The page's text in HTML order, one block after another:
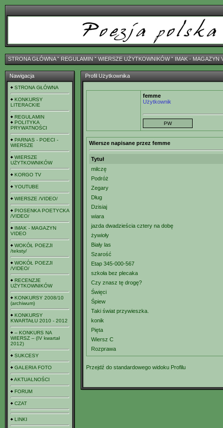
STRONA GŁÓWNAˇ REGULAMIN ˇ WIERSZE UŻYTKOWNIKÓWˇ IMAK - MAGAZYN
Nawigacja
STRONA GŁÓWNA
KONKURSY
LITERACKIE
REGULAMIN
POLITYKA
PRYWATNOŚCI
PARNAS - POECI -
WIERSZE
WIERSZE
UŻYTKOWNIKÓW
KORGO TV
YOUTUBE
WIERSZE /VIDEO/
PIOSENKA POETYCKA
/VIDEO/
IMAK - MAGAZYN
VIDEO
WOKÓŁ POEZJI
/teksty/
WOKÓŁ POEZJI
/VIDEO/
RECENZJE
UŻYTKOWNIKÓW
KONKURSY 2008/10
(archiwum)
KONKURSY
KWARTAŁU 2010 - 2012
-- KONKURS NA
WIERSZ -- (IV kwartał
2012)
SUKCESY
GALERIA FOTO
AKTUALNOŚCI
FORUM
CZAT
LINKI
Profil Użytkownika
femme
Użytkownik
Wiersze napisane przez femme
Tytuł
milczę
Podróż
Zegary
Dług
Dzisiaj
wiara
jazda dwadzieścia cztery na dobę
żywioły
Biały las
Szarość
Etap 345-000-567
szkoła bez plecaka
Czy znasz tę drogę?
Święci
Śpiew
Taki świat przywieszka.
konik
Pięta
Wiersz C
Rozprawa
Przejdź do standardowego widoku Profilu